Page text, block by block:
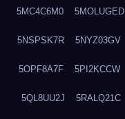
5MC4C6M0 5MOLUGED
5NSPSK7R 5NYZ03GV
5OPF8A7F 5PI2KCCW
5QL8UU2J 5RALQ21C